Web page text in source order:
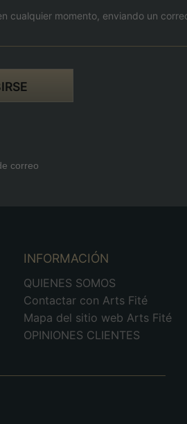
cualquier momento, enviando un
correo
INFORMACIÓN
QUIENES SOMOS
Contactar con Arts Fité
Mapa del sitio web Arts Fité
OPINIONES CLIENTES